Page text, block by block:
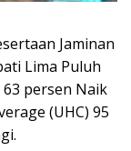
Jaminan
Lima Puluh
persen Naik
(UHC) 95